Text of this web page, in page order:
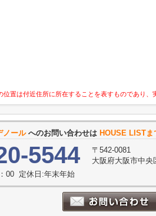
置は付近住所に所在することを表すものであり、
ノールへのお問い合わせは HOUSE LISTま
5544
〒542-0081
大阪府大阪市中
00 定休日:年末年始